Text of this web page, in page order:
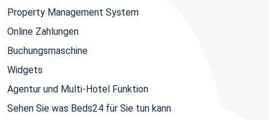
Property Management System
Online Zahlungen
Buchungsmaschine
Widgets
Agentur und Multi-Hotel Funktion
Sehen Sie was Beds24 für Sie tun kann